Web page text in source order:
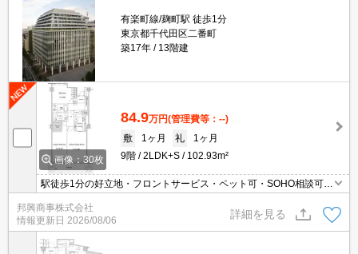
有楽町線/麹町駅 徒歩1分
東京都千代田区二番町
築17年
13階建
画像：30枚
84.9万円(管理費等：--)
敷
1ヶ月 礼
1ヶ月
9階
2LDK+S 102.93m²
駅徒歩1分の好立地・フロントサービス・ペット可・SOHO相談可・
楽器相談可・ジム・インターネット無料・買物便利・駐車場(要確
認)・浄水器・冷蔵庫・食洗機・洗濯乾燥機・床暖房・収納豊富・納
戸・再契約可
邦興商事株式会社
情報更新日 2026/08/06
詳細を見る